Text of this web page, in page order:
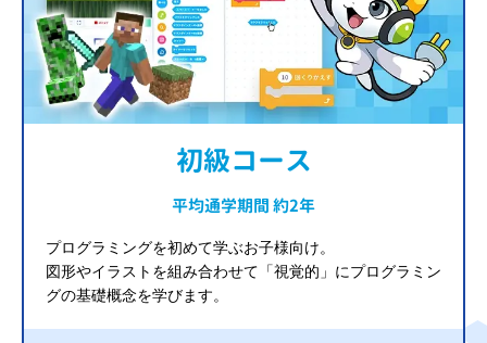
初級コース
平均通学期間 約2年
プログラミングを初めて学ぶお子様向け。
図形やイラストを組み合わせて「視覚的」にプログラミン
グの基礎概念を学びます。